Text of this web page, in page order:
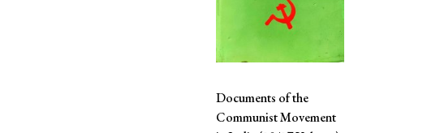
Documents of the
Communist Movement